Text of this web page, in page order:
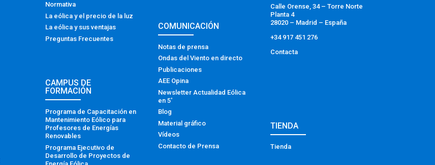
Normativa
La eólica y el precio de la luz
La eólica y sus ventajas
Preguntas Frecuentes
CAMPUS DE
FORMACIÓN
Programa de Capacitación en
Mantenimiento Eólico para
Profesores de Energías
Renovables
Programa Ejecutivo de
Desarrollo de Proyectos de
COMUNICACIÓN
Notas de prensa
Ondas del Viento en directo
Publicaciones
AEE Opina
Newsletter Actualidad Eólica
en 5′
Blog
Material gráfico
Vídeos
Contacto de Prensa
Calle Orense, 34 – Torre Norte
Planta 4
28020 – Madrid – España
+34 917 451 276
Contacta
TIENDA
Tienda